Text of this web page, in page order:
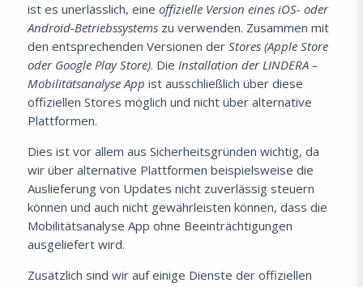
ist es unerlässlich, eine offizielle Version eines iOS- oder
Android-Betriebssystems zu verwenden. Zusammen mit
den entsprechenden Versionen der Stores (Apple Store
oder Google Play Store). Die Installation der LINDERA –
Mobilitätsanalyse App ist ausschließlich über diese
offiziellen Stores möglich und nicht über alternative
Plattformen.
Dies ist vor allem aus Sicherheitsgründen wichtig, da
wir über alternative Plattformen beispielsweise die
Auslieferung von Updates nicht zuverlässig steuern
können und auch nicht gewährleisten können, dass die
Mobilitätsanalyse App ohne Beeinträchtigungen
ausgeliefert wird.
Zusätzlich sind wir auf einige Dienste der offiziellen